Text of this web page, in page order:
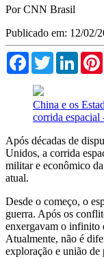
Por CNN Brasil
Publicado em: 12/02/
FacebookTwitter
China e os
corrida
Após décadas de
Unidos, a corrida
militar e econômico
atual.
Desde o começo, o
guerra. Após os
enxergavam o infinito
Atualmente, não é
exploração e união de